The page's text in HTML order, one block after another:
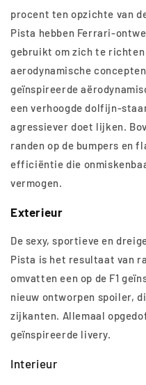
procent ten opzichte van
Pista hebben Ferrari-
gebruikt om zich te
aerodynamische
geïnspireerde
een verhoogde dolfijn-
agressiever doet lijken.
randen op de bumpers en
efficiëntie die
vermogen.
Exterieur
De sexy, sportieve en
Pista is het resultaat van
omvatten een op de F1
nieuw ontworpen spoiler,
zijkanten. Allemaal
geïnspireerde livery.
Interieur